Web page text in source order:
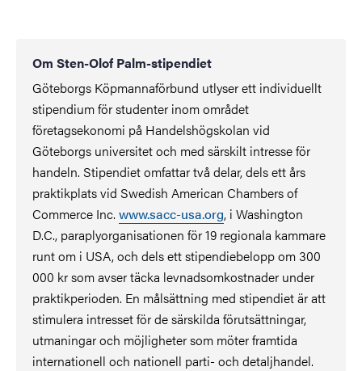
Om Sten-Olof Palm-stipendiet
Göteborgs Köpmannaförbund utlyser ett individuellt
stipendium för studenter inom området
företagsekonomi på Handelshögskolan vid
Göteborgs universitet och med särskilt intresse för
handeln. Stipendiet omfattar två delar, dels ett års
praktikplats vid Swedish American Chambers of
Commerce Inc. www.sacc-usa.org, i Washington
D.C., paraplyorganisationen för 19 regionala kammare
runt om i USA, och dels ett stipendiebelopp om 300
000 kr som avser täcka levnadsomkostnader under
praktikperioden. En målsättning med stipendiet är att
stimulera intresset för de särskilda förutsättningar,
utmaningar och möjligheter som möter framtida
internationell och nationell parti- och detaljhandel.